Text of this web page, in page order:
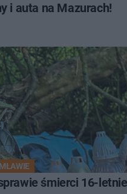
i auta na Mazurach!
śmierci 16-